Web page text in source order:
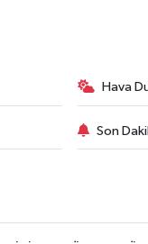
Hava
Son